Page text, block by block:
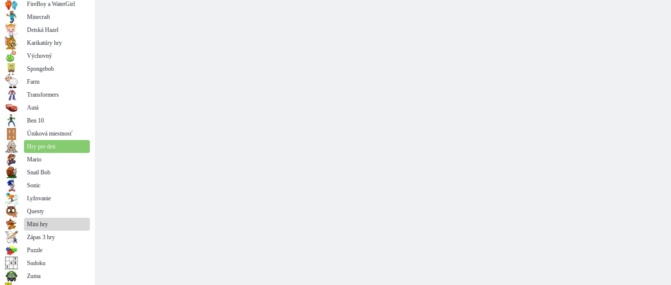
FireBoy a WaterGirl
Minecraft
Detská Hazel
Karikatúry hry
Výchovný
Spongebob
Farm
Transformers
Autá
Ben 10
Úniková miestnosť
Hry pre deti
Mario
Snail Bob
Sonic
Lyžovanie
Questy
Mini hry
Zápas 3 hry
Puzzle
Sudoku
Zuma